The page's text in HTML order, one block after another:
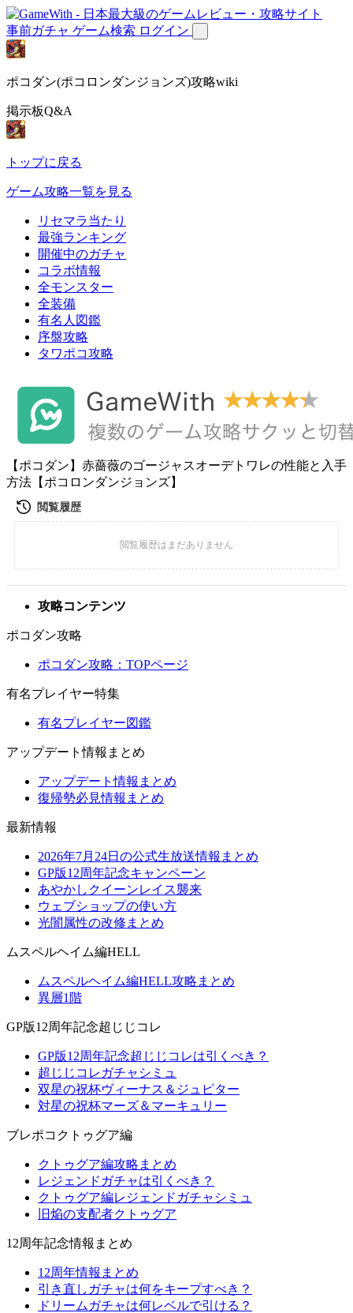
事前ガチャ ゲーム検索 ログイン
ポコダン(ポコロンダンジョンズ)攻略wiki
掲示板Q&A
トップに戻る
ゲーム攻略一覧を見る
リセマラ当たり
最強ランキング
開催中のガチャ
コラボ情報
全モンスター
全装備
有名人図鑑
序盤攻略
タワポコ攻略
【ポコダン】赤薔薇のゴージャスオーデトワレの性能と入手
方法【ポコロンダンジョンズ】
攻略コンテンツ
ポコダン攻略
ポコダン攻略：TOPページ
有名プレイヤー特集
有名プレイヤー図鑑
アップデート情報まとめ
アップデート情報まとめ
復帰勢必見情報まとめ
最新情報
2026年7月24日の公式生放送情報まとめ
GP版12周年記念キャンペーン
あやかしクイーンレイス襲来
ウェブショップの使い方
光闇属性の改修まとめ
ムスペルヘイム編HELL
ムスペルヘイム編HELL攻略まとめ
異層1階
GP版12周年記念超じじコレ
GP版12周年記念超じじコレは引くべき？
超じじコレガチャシミュ
双星の祝杯ヴィーナス＆ジュピター
対星の祝杯マーズ＆マーキュリー
ブレポコクトゥグア編
クトゥグア編攻略まとめ
レジェンドガチャは引くべき？
クトゥグア編レジェンドガチャシミュ
旧焔の支配者クトゥグア
12周年記念情報まとめ
12周年情報まとめ
引き直しガチャは何をキープすべき？
ドリームガチャは何レベルで引ける？